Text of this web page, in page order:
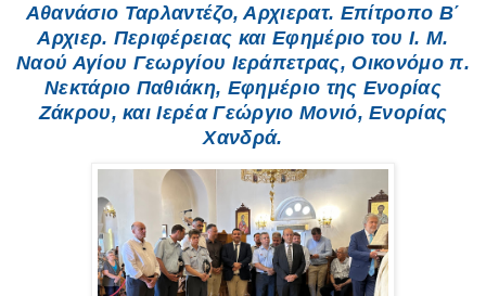
Αθανάσιο Ταρλαντέζο, Αρχιερατ. Επίτροπο Β΄
Αρχιερ. Περιφέρειας και Εφημέριο του Ι. Μ.
Ναού Αγίου Γεωργίου Ιεράπετρας, Οικονόμο π.
Νεκτάριο Παθιάκη, Εφημέριο της Ενορίας
Ζάκρου, και Ιερέα Γεώργιο Μονιό, Ενορίας
Χανδρά.